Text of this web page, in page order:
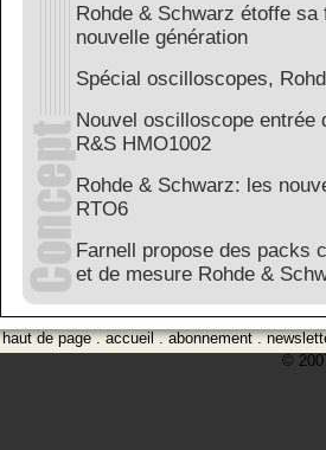
Rohde & Schwarz étoffe sa
nouvelle génération
Spécial oscilloscopes,
Nouvel oscilloscope entrée
R&S HMO1002
Rohde & Schwarz: les
RTO6
Farnell propose des packs
et de mesure Rohde &
haut de page.accueil.abonnement.
©